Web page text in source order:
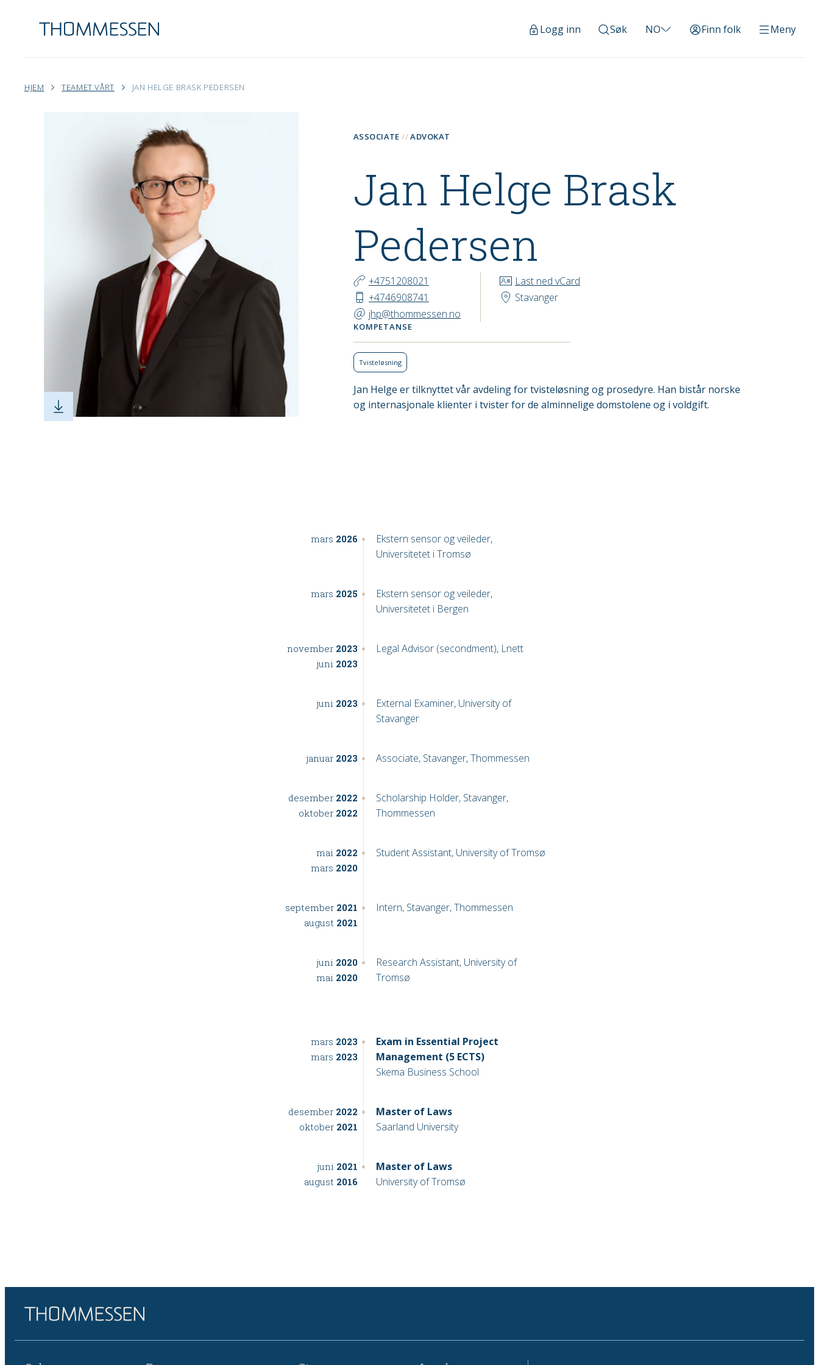
Logg inn Søk NO Finn folk Meny
HJEM TEAMET VÅRT JAN HELGE BRASK PEDERSEN
Jan Helge Brask
Pedersen
ASSOCIATE ADVOKAT
KONTAKT
+4751208021
+4746908741
jhp@thommessen.no
Last ned vCard
Stavanger
KOMPETANSE
Tviste­løsning
Jan Helge er tilknyttet vår avdeling for tvisteløsning og prosedyre. Han bistår norske
og internasjonale klienter i tvister for de alminnelige domstolene og i voldgift.
mars 2026
Ekstern sensor og veileder,
Universitetet i Tromsø
mars 2025
Ekstern sensor og veileder,
Universitetet i Bergen
november 2023
juni 2023
Legal Advisor (secondment), Lnett
juni 2023
External Examiner, University of
Stavanger
januar 2023 Associate, Stavanger, Thommessen
desember 2022
oktober 2022
Scholarship Holder, Stavanger,
Thommessen
mai 2022
mars 2020
Student Assistant, University of Tromsø
september 2021
august 2021
Intern, Stavanger, Thommessen
juni 2020
mai 2020
Research Assistant, University of
Tromsø
mars 2023
mars 2023
Exam in Essential Project
Management (5 ECTS)
Skema Business School
desember 2022
oktober 2021
Master of Laws
Saarland University
juni 2021
august 2016
Master of Laws
University of Tromsø